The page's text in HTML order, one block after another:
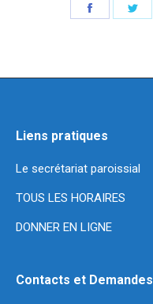
Liens pratiques
Le secrétariat paroissial
TOUS LES HORAIRES
DONNER EN LIGNE
Contacts et Demandes